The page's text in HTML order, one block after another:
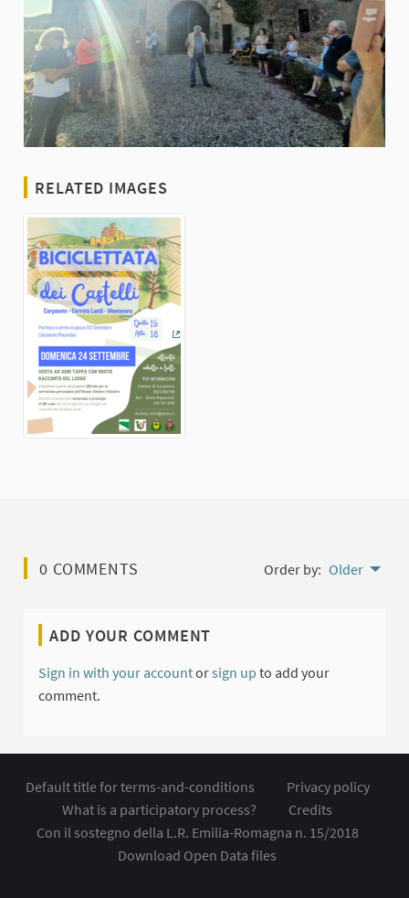
RELATED IMAGES
(External link)
0 COMMENTS Order by: Older
ADD YOUR COMMENT
Sign in with your accountorsign up to add your
comment.
Default title for terms-and-conditions
Privacy policy
What is a participatory process?
Credits
Con il sostegno della L.R. Emilia-Romagna n. 15/2018
Download Open Data files